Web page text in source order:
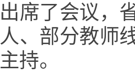
出席了会议 ，
人、 部分教师
主持。